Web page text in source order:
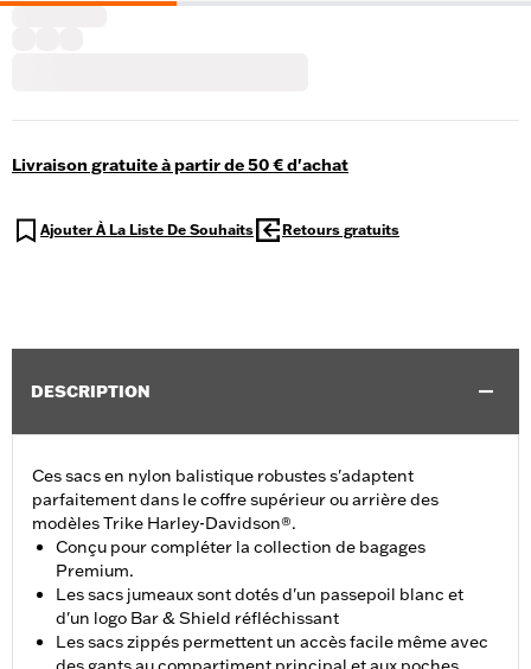
Livraison gratuite à partir de 50 € d'achat
Ajouter À La Liste De Souhaits Retours gratuits
DESCRIPTION
Ces sacs en nylon balistique robustes s'adaptent
parfaitement dans le coffre supérieur ou arrière des
modèles Trike Harley-Davidson®.
Conçu pour compléter la collection de bagages
Premium.
Les sacs jumeaux sont dotés d'un passepoil blanc et
d'un logo Bar & Shield réfléchissant
Les sacs zippés permettent un accès facile même avec